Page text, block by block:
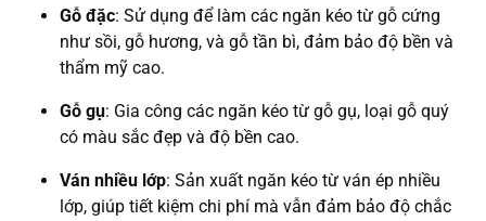
Gỗ đặc: Sử dụng để làm các ngăn kéo từ gỗ cứng
như sồi, gỗ hương, và gỗ tần bì, đảm bảo độ bền và
thẩm mỹ cao.
Gỗ gụ: Gia công các ngăn kéo từ gỗ gụ, loại gỗ quý
có màu sắc đẹp và độ bền cao.
Ván nhiều lớp: Sản xuất ngăn kéo từ ván ép nhiều
lớp, giúp tiết kiệm chi phí mà vẫn đảm bảo độ chắc